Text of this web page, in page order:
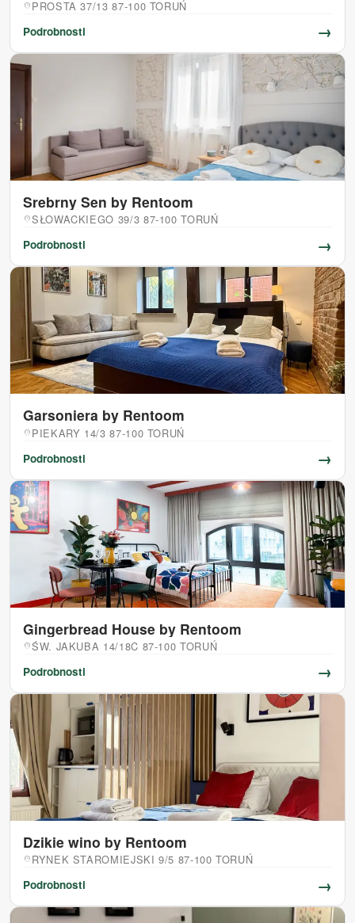
location_on PROSTA 37/13 87-100 TORUŃ
Podrobnosti
→
Srebrny Sen by Rentoom
location_onSŁOWACKIEGO 39/3 87-100 TORUŃ
Podrobnosti
→
Garsoniera by Rentoom
location_on PIEKARY 14/3 87-100 TORUŃ
Podrobnosti
→
Gingerbread House by Rentoom
location_onŚW. JAKUBA 14/18C 87-100 TORUŃ
Podrobnosti
→
Dzikie wino by Rentoom
location_on RYNEK STAROMIEJSKI 9/5 87-100 TORUŃ
Podrobnosti
→